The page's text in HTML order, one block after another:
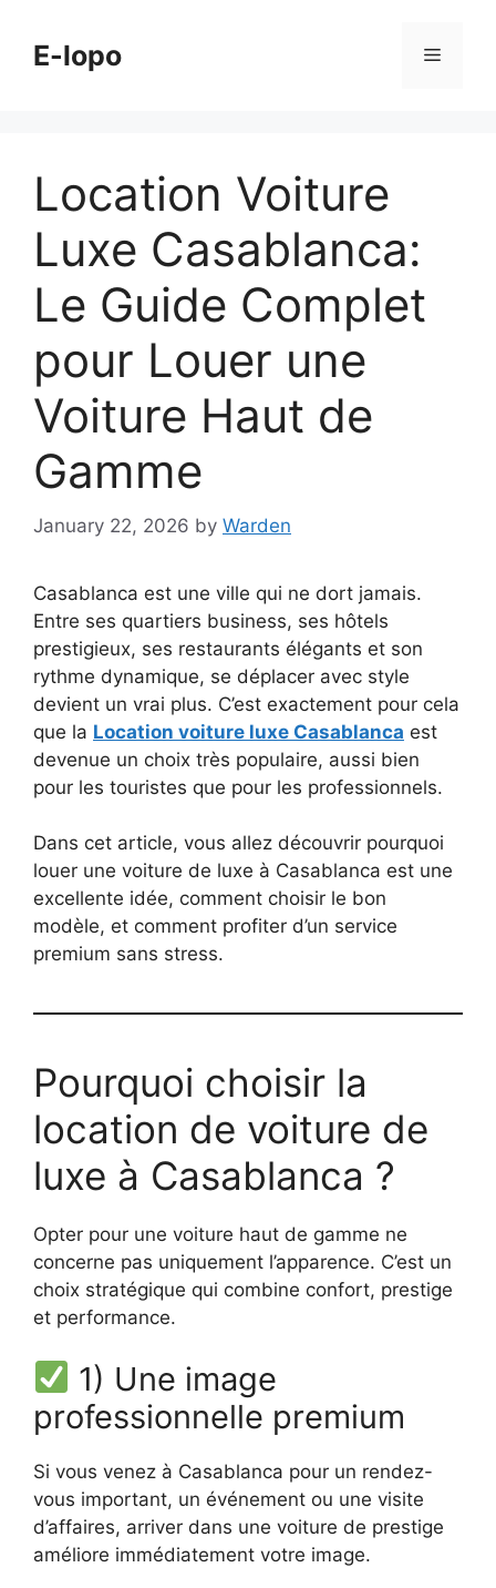
contentE-lopo Menu
Location Voiture
Luxe Casablanca:
Le Guide Complet
pour Louer une
Voiture Haut de
Gamme
January 22, 2026 by Warden
Casablanca est une ville qui ne dort jamais.
Entre ses quartiers business, ses hôtels
prestigieux, ses restaurants élégants et son
rythme dynamique, se déplacer avec style
devient un vrai plus. C’est exactement pour cela
que la Location voiture luxe Casablanca est
devenue un choix très populaire, aussi bien
pour les touristes que pour les professionnels.
Dans cet article, vous allez découvrir pourquoi
louer une voiture de luxe à Casablanca est une
excellente idée, comment choisir le bon
modèle, et comment profiter d’un service
premium sans stress.
Pourquoi choisir la
location de voiture de
luxe à Casablanca ?
Opter pour une voiture haut de gamme ne
concerne pas uniquement l’apparence. C’est un
choix stratégique qui combine confort, prestige
et performance.
1) Une image
professionnelle premium
Si vous venez à Casablanca pour un rendez-
vous important, un événement ou une visite
d’affaires, arriver dans une voiture de prestige
améliore immédiatement votre image.